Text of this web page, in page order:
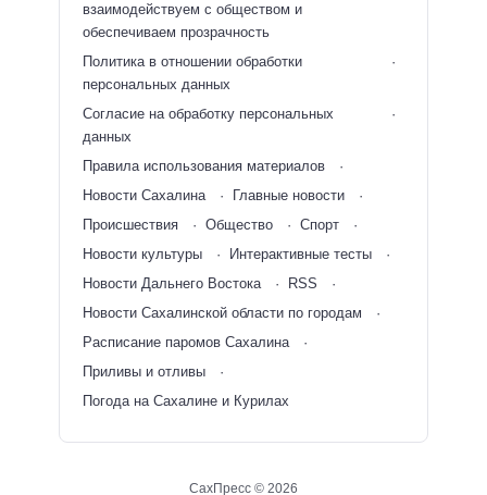
взаимодействуем с обществом и
обеспечиваем прозрачность
Политика в отношении обработки
персональных данных
Согласие на обработку персональных
данных
Правила использования материалов
Новости Сахалина
Главные новости
Происшествия
Общество
Спорт
Новости культуры
Интерактивные тесты
Новости Дальнего Востока
RSS
Новости Сахалинской области по городам
Расписание паромов Сахалина
Приливы и отливы
Погода на Сахалине и Курилах
СахПресс © 2026